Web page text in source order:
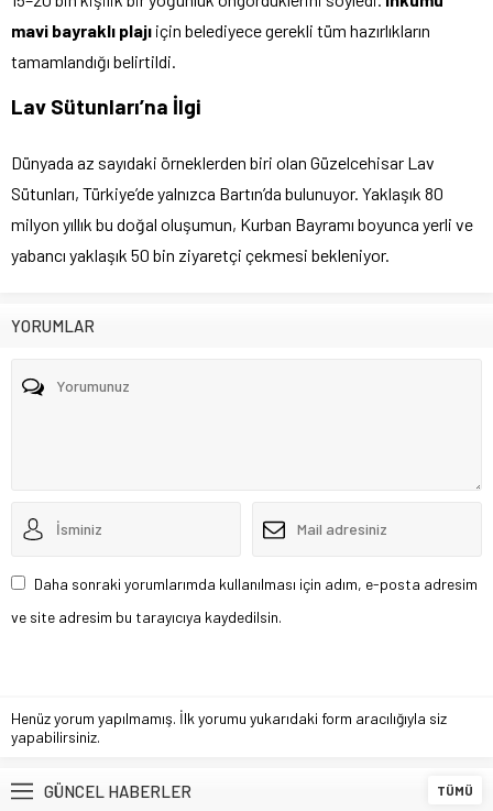
mavi bayraklı plajı için belediyece gerekli tüm hazırlıkların
tamamlandığı belirtildi.
Lav Sütunları’na İlgi
Dünyada az sayıdaki örneklerden biri olan Güzelcehisar Lav
Sütunları, Türkiye’de yalnızca Bartın’da bulunuyor. Yaklaşık 80
milyon yıllık bu doğal oluşumun, Kurban Bayramı boyunca yerli ve
yabancı yaklaşık 50 bin ziyaretçi çekmesi bekleniyor.
YORUMLAR
Daha sonraki yorumlarımda kullanılması için adım, e-posta adresim
ve site adresim bu tarayıcıya kaydedilsin.
Henüz yorum yapılmamış. İlk yorumu yukarıdaki form aracılığıyla siz
yapabilirsiniz.
GÜNCEL HABERLER TÜMÜ